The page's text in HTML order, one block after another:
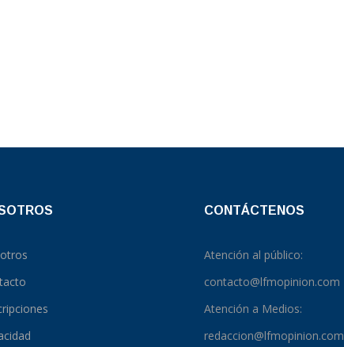
CONTÁCTENOS
Atención al público:
contacto@lfmopinion.com
Atención a Medios:
redaccion@lfmopinion.com